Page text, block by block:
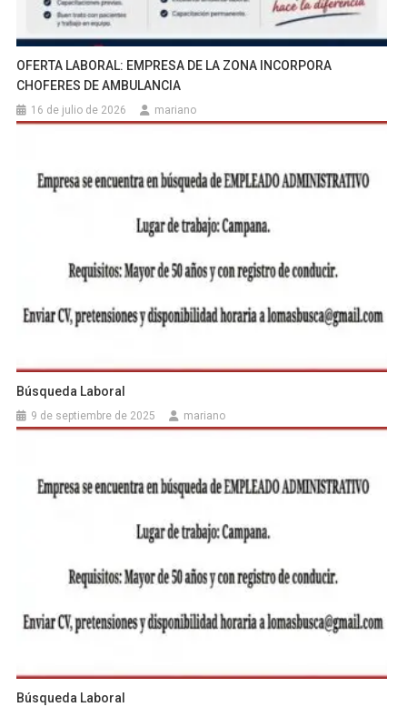
OFERTA LABORAL: EMPRESA DE LA ZONA INCORPORA
CHOFERES DE AMBULANCIA
16 de julio de 2026 mariano
Búsqueda Laboral
9 de septiembre de 2025 mariano
Búsqueda Laboral